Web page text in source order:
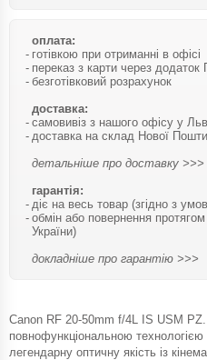
оплата:
готівкою при отриманні в офісі
переказ з карти через додаток
безготівковий розрахунок
доставка:
самовивіз з нашого офісу у
доставка на склад Нової Пошти
детальніше про доставку >>>
гарантія:
діє на весь товар (згідно з
обмін або повернення
України)
докладніше про гарантію >>>
Canon RF 20-50mm f/4L IS USM PZ.
повнофункціональною
легендарну оптичну якість із